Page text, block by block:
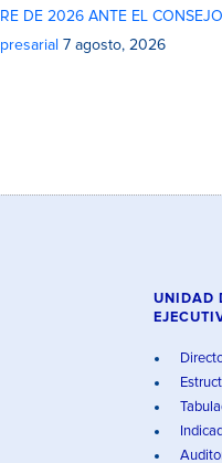
DE 2026 ANTE EL
7 agosto, 2026
UNIDAD